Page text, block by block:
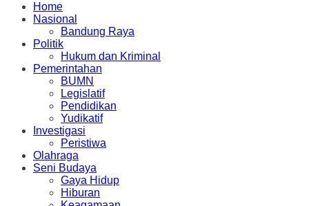
Home
Nasional
Bandung Raya
Politik
Hukum dan Kriminal
Pemerintahan
BUMN
Legislatif
Pendidikan
Yudikatif
Investigasi
Peristiwa
Olahraga
Seni Budaya
Gaya Hidup
Hiburan